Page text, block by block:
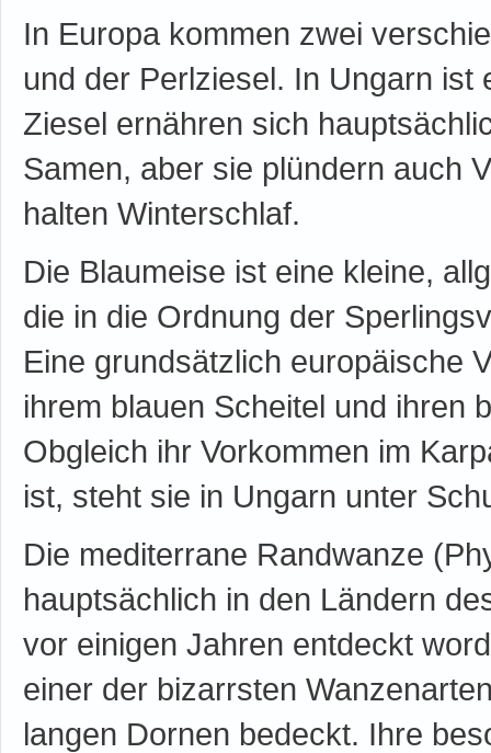
In Europa kommen zwei
und der Perlziesel. In Ungarn
Ziesel ernähren sich
Samen, aber sie plündern auch
halten Winterschlaf.
Die Blaumeise ist eine kleine,
die in die Ordnung der
Eine grundsätzlich europäische
ihrem blauen Scheitel und ihren
Obgleich ihr Vorkommen im
ist, steht sie in Ungarn unter
Die mediterrane Randwanze
hauptsächlich in den Ländern
vor einigen Jahren entdeckt
einer der bizarrsten
langen Dornen bedeckt. Ihre